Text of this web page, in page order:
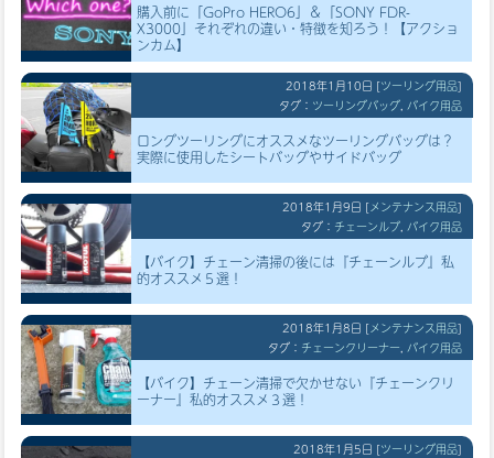
購入前に「GoPro HERO6」＆「SONY FDR-
X3000」それぞれの違い・特徴を知ろう！【アクショ
ンカム】
2018年1月10日 [ツーリング用品]
タグ： ツーリングバッグ, バイク用品
ロングツーリングにオススメなツーリングバッグは？
実際に使用したシートバッグやサイドバッグ
2018年1月9日 [メンテナンス用品]
タグ： チェーンルブ, バイク用品
【バイク】チェーン清掃の後には『チェーンルブ』私
的オススメ５選！
2018年1月8日 [メンテナンス用品]
タグ： チェーンクリーナー, バイク用品
【バイク】チェーン清掃で欠かせない『チェーンクリ
ーナー』私的オススメ３選！
2018年1月5日 [ツーリング用品]